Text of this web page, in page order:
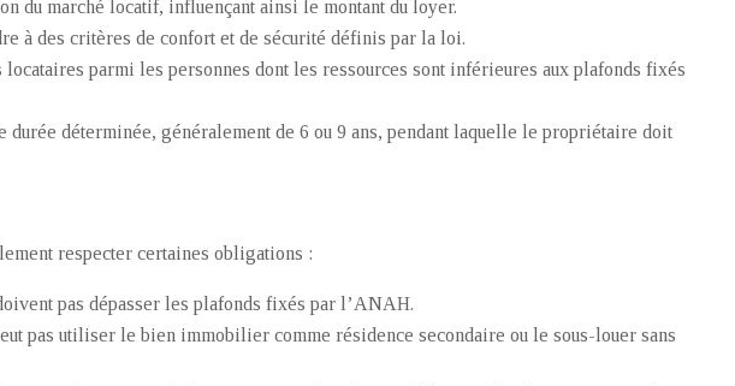
du marché locatif, influençant ainsi le montant du loyer.
à des critères de confort et de sécurité définis par la loi.
parmi les personnes dont les ressources sont inférieures aux plafonds fixés
durée déterminée, généralement de 6 ou 9 ans, pendant laquelle le propriétaire doit
respecter certaines obligations :
pas dépasser les plafonds fixés par l’ANAH.
pas utiliser le bien immobilier comme résidence secondaire ou le sous-louer sans